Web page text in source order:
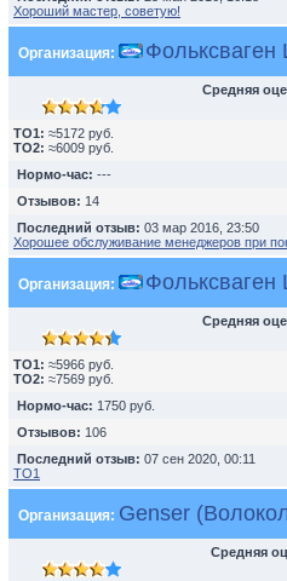
Хороший мастер, советую!
Организация:
Средняя
TO1: ≈5172 руб.
TO2: ≈6009 руб.
Нормо-час: ---
Отзывов: 14
Последний отзыв: 03 мар 2016, 23:50
Хорошее обслуживание менеджеров при
Организация:
Средняя
TO1: ≈5966 руб.
TO2: ≈7569 руб.
Нормо-час: 1750 руб.
Отзывов: 106
Последний отзыв: 07 сен 2020, 00:11
ТО1
Организация: Genser
Средняя